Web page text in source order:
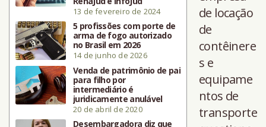
13 de fevereiro de 2024
5 profissões com porte de
arma de fogo autorizado
no Brasil em 2026
14 de junho de 2026
Venda de patrimônio de pai
para filho por
intermediário é
juridicamente anulável
20 de abril de 2020
Desembargadora diz que
de locação
de
contêinere
s e
equipame
ntos de
transporte